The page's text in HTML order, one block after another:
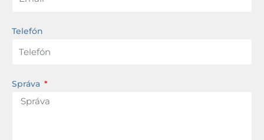
Telefón
Správa